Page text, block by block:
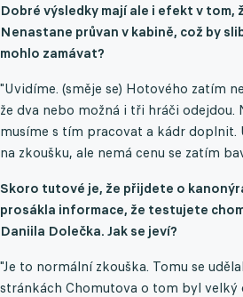
Dobré výsledky mají ale i efekt v tom,
Nenastane průvan v kabině, což by
mohlo zamávat?
"Uvidíme. (směje se) Hotového zatím
že dva nebo možná i tři hráči odejdou.
musíme s tím pracovat a kádr doplnit.
na zkoušku, ale nemá cenu se zatím
Skoro tutové je, že přijdete o
prosákla informace, že testujete
Daniila Dolečka. Jak se jeví?
"Je to normální zkouška. Tomu se
stránkách Chomutova o tom byl velký